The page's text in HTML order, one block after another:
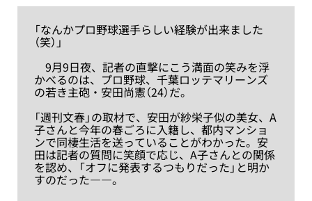
「なんかプロ野球選手らしい経験が出来ました
（笑）」
9月9日夜、記者の直撃にこう満面の笑みを浮
かべるのは、プロ野球、千葉ロッテマリーンズ
の若き主砲・安田尚憲（24）だ。
「週刊文春」の取材で、安田が紗栄子似の美女、A
子さんと今年の春ごろに入籍し、都内マンショ
ンで同棲生活を送っていることがわかった。安
田は記者の質問に笑顔で応じ、A子さんとの関係
を認め、「オフに発表するつもりだった」と明か
すのだった――。